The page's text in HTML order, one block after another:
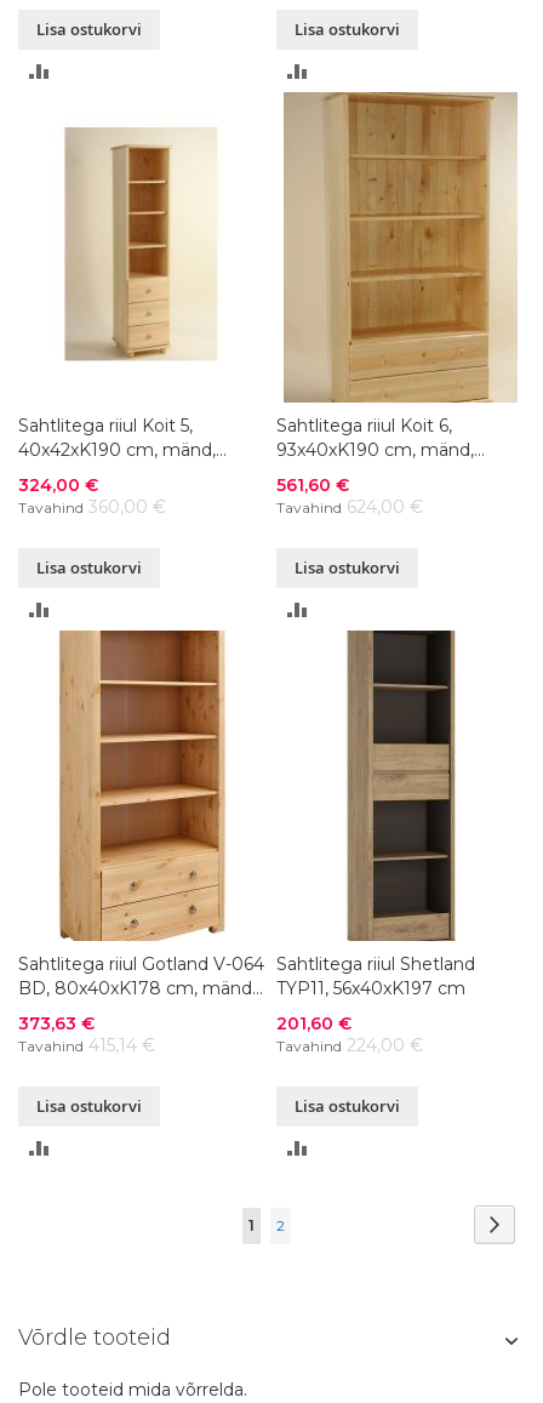
Lisa ostukorvi
Lisa ostukorvi
VÕRDLUSESSE
Sahtlitega riiul Koit 5,
40x42xK190 cm, mänd,
värvivalik
Soodushind
324,00 €
Tavahind 360,00 €
Lisa ostukorvi
Sahtlitega riiul Koit 6,
93x40xK190 cm, mänd,
värvivalik
Soodushind
561,60 €
Tavahind 624,00 €
Lisa ostukorvi
VÕRDLUSESSE
Sahtlitega riiul Gotland V-064
BD, 80x40xK178 cm, mänd,
värvivalik
Soodushind
373,63 €
Tavahind 415,14 €
Lisa ostukorvi
Sahtlitega riiul Shetland
TYP11, 56x40xK197 cm
Soodushind
201,60 €
Tavahind 224,00 €
Lisa ostukorvi
Page
You're
1 Page
2
Võrdle tooteid
Pole tooteid mida võrrelda.